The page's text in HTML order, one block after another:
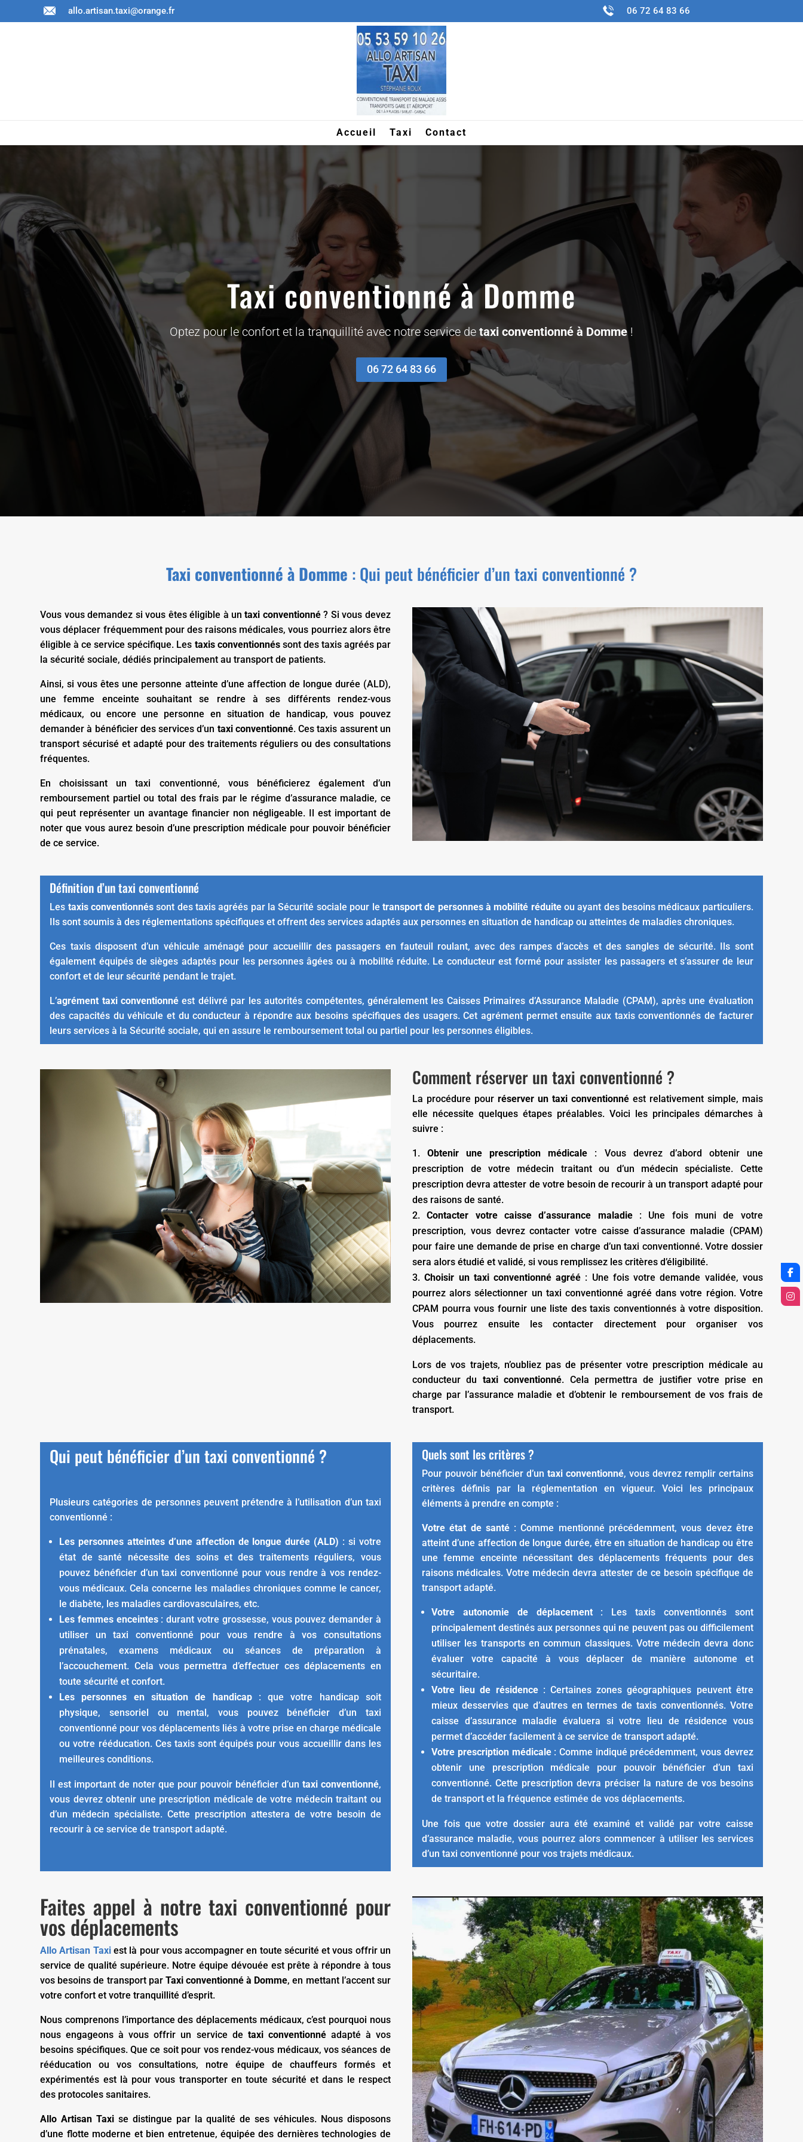
allo.artisan.taxi@orange.fr 06 72 64 83 66
Accueil Taxi Contact
Taxi conventionné à Domme
Optez pour le confort et la tranquillité avec notre service de taxi conventionné à Domme!
06 72 64 83 66
Taxi conventionné à Domme : Qui peut bénéficier d’un taxi conventionné ?
Vous vous demandez si vous êtes éligible à untaxi conventionné? Si vous devez
vous déplacer fréquemment pour des raisons médicales, vous pourriez alors être
éligible à ce service spécifique. Les taxis conventionnéssont des taxis agréés par
la sécurité sociale, dédiés principalement au transport de patients.
Ainsi, si vous êtes une personne atteinte d’une affection de longue durée (ALD),
une femme enceinte souhaitant se rendre à ses différents rendez-vous
médicaux, ou encore une personne en situation de handicap, vous pouvez
demander à bénéficier des services d’un taxi conventionné. Ces taxis assurent un
transport sécurisé et adapté pour des traitements réguliers ou des consultations
fréquentes.
En choisissant un taxi conventionné, vous bénéficierez également d’un
remboursement partiel ou total des frais par le régime d’assurance maladie, ce
qui peut représenter un avantage financier non négligeable. Il est important de
noter que vous aurez besoin d’une prescription médicale pour pouvoir bénéficier
de ce service.
Définition d’un taxi conventionné
Les taxis conventionnéssont des taxis agréés par la Sécurité sociale pour le transport de personnes à mobilité réduiteou ayant des besoins médicaux particuliers.
Ils sont soumis à des réglementations spécifiques et offrent des services adaptés aux personnes en situation de handicap ou atteintes de maladies chroniques.
Ces taxis disposent d’un véhicule aménagé pour accueillir des passagers en fauteuil roulant, avec des rampes d’accès et des sangles de sécurité. Ils sont
également équipés de sièges adaptés pour les personnes âgées ou à mobilité réduite. Le conducteur est formé pour assister les passagers et s’assurer de leur
confort et de leur sécurité pendant le trajet.
L’agrément taxi conventionné est délivré par les autorités compétentes, généralement les Caisses Primaires d’Assurance Maladie (CPAM), après une évaluation
des capacités du véhicule et du conducteur à répondre aux besoins spécifiques des usagers. Cet agrément permet ensuite aux taxis conventionnés de facturer
leurs services à la Sécurité sociale, qui en assure le remboursement total ou partiel pour les personnes éligibles.
Comment réserver un taxi conventionné ?
La procédure pourréserver un taxi conventionnéest relativement simple, mais
elle nécessite quelques étapes préalables. Voici les principales démarches à
suivre :
Obtenir une prescription médicale : Vous devrez d’abord obtenir une
prescription de votre médecin traitant ou d’un médecin spécialiste. Cette
prescription devra attester de votre besoin de recourir à un transport adapté pour
des raisons de santé.
Contacter votre caisse d’assurance maladie: Une fois muni de votre
prescription, vous devrez contacter votre caisse d’assurance maladie (CPAM)
pour faire une demande de prise en charge d’un taxi conventionné. Votre dossier
sera alors étudié et validé, si vous remplissez les critères d’éligibilité.
Choisir un taxi conventionné agréé : Une fois votre demande validée, vous
pourrez alors sélectionner un taxi conventionné agréé dans votre région. Votre
CPAM pourra vous fournir une liste des taxis conventionnés à votre disposition.
Vous pourrez ensuite les contacter directement pour organiser vos
déplacements.
Lors de vos trajets, n’oubliez pas de présenter votre prescription médicale au
conducteur du taxi conventionné. Cela permettra de justifier votre prise en
charge par l’assurance maladie et d’obtenir le remboursement de vos frais de
transport.
Qui peut bénéficier d’un taxi conventionné ?
Plusieurs catégories de personnes peuvent prétendre à l’utilisation d’un taxi
conventionné :
Les personnes atteintes d’une affection de longue durée (ALD) : si votre
état de santé nécessite des soins et des traitements réguliers, vous
pouvez bénéficier d’un taxi conventionné pour vous rendre à vos rendez-
vous médicaux. Cela concerne les maladies chroniques comme le cancer,
le diabète, les maladies cardiovasculaires, etc.
Les femmes enceintes: durant votre grossesse, vous pouvez demander à
utiliser un taxi conventionné pour vous rendre à vos consultations
prénatales, examens médicaux ou séances de préparation à
l’accouchement. Cela vous permettra d’effectuer ces déplacements en
toute sécurité et confort.
Les personnes en situation de handicap: que votre handicap soit
physique, sensoriel ou mental, vous pouvez bénéficier d’un taxi
conventionné pour vos déplacements liés à votre prise en charge médicale
ou votre rééducation. Ces taxis sont équipés pour vous accueillir dans les
meilleures conditions.
Il est important de noter que pour pouvoir bénéficier d’un taxi conventionné,
vous devrez obtenir une prescription médicale de votre médecin traitant ou
d’un médecin spécialiste. Cette prescription attestera de votre besoin de
recourir à ce service de transport adapté.
Quels sont les critères ?
Pour pouvoir bénéficier d’un taxi conventionné, vous devrez remplir certains
critères définis par la réglementation en vigueur. Voici les principaux
éléments à prendre en compte :
Votre état de santé: Comme mentionné précédemment, vous devez être
atteint d’une affection de longue durée, être en situation de handicap ou être
une femme enceinte nécessitant des déplacements fréquents pour des
raisons médicales. Votre médecin devra attester de ce besoin spécifique de
transport adapté.
Votre autonomie de déplacement: Les taxis conventionnés sont
principalement destinés aux personnes qui ne peuvent pas ou difficilement
utiliser les transports en commun classiques. Votre médecin devra donc
évaluer votre capacité à vous déplacer de manière autonome et
sécuritaire.
Votre lieu de résidence: Certaines zones géographiques peuvent être
mieux desservies que d’autres en termes de taxis conventionnés. Votre
caisse d’assurance maladie évaluera si votre lieu de résidence vous
permet d’accéder facilement à ce service de transport adapté.
Votre prescription médicale: Comme indiqué précédemment, vous devrez
obtenir une prescription médicale pour pouvoir bénéficier d’un taxi
conventionné. Cette prescription devra préciser la nature de vos besoins
de transport et la fréquence estimée de vos déplacements.
Une fois que votre dossier aura été examiné et validé par votre caisse
d’assurance maladie, vous pourrez alors commencer à utiliser les services
d’un taxi conventionné pour vos trajets médicaux.
Faites appel à notre taxi conventionné pour
vos déplacements
Allo Artisan Taxiest là pour vous accompagner en toute sécurité et vous offrir un
service de qualité supérieure. Notre équipe dévouée est prête à répondre à tous
vos besoins de transport par Taxi conventionné à Domme, en mettant l’accent sur
votre confort et votre tranquillité d’esprit.
Nous comprenons l’importance des déplacements médicaux, c’est pourquoi nous
nous engageons à vous offrir un service de taxi conventionnéadapté à vos
besoins spécifiques. Que ce soit pour vos rendez-vous médicaux, vos séances de
rééducation ou vos consultations, notre équipe de chauffeurs formés et
expérimentés est là pour vous transporter en toute sécurité et dans le respect
des protocoles sanitaires.
Allo Artisan Taxise distingue par la qualité de ses véhicules. Nous disposons
d’une flotte moderne et bien entretenue, équipée des dernières technologies de